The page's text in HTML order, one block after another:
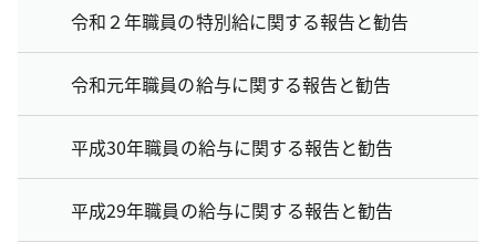
令和２年職員の特別給に関する報告と勧告
令和元年職員の給与に関する報告と勧告
平成30年職員の給与に関する報告と勧告
平成29年職員の給与に関する報告と勧告